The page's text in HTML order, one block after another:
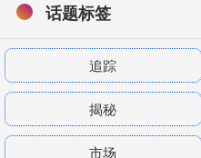
话题标签
追踪
揭秘
市场